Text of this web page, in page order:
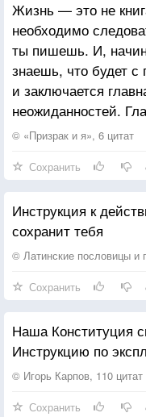
Жизнь — это не
необходимо
ты пишешь. И,
знаешь, что будет с
и заключается
неожиданностей.
© «Призрак и я», 6 цитат
Сохранить
Инструкция к
сохранит тебя
© Латинские пословицы и
Сохранить
Наша Конституция
Инструкцию по
© Игорь Карпов, 110 цитат
Сохранить